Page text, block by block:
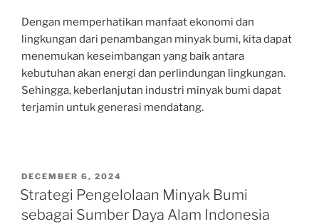
Dengan memperhatikan manfaat ekonomi dan
lingkungan dari penambangan minyak bumi, kita dapat
menemukan keseimbangan yang baik antara
kebutuhan akan energi dan perlindungan lingkungan.
Sehingga, keberlanjutan industri minyak bumi dapat
terjamin untuk generasi mendatang.
POSTED
ON
DECEMBER 6, 2024
Strategi Pengelolaan Minyak Bumi
sebagai Sumber Daya Alam Indonesia